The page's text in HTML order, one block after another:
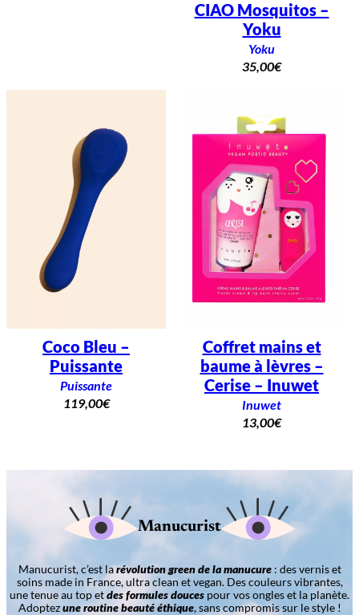
CIAO Mosquitos –
Yoku
Yoku
35,00€
Coco Bleu –
Puissante
Puissante
119,00€
Coffret mains et
baume à lèvres –
Cerise – Inuwet
Inuwet
13,00€
Manucurist
Manucurist, c’est larévolution green de la manucure: des vernis et
soins made in France, ultra clean et vegan. Des couleurs vibrantes,
une tenue au top etdes formules douces pour vos ongles et la planète.
Adoptezune routine beauté éthique, sans compromis sur le style !